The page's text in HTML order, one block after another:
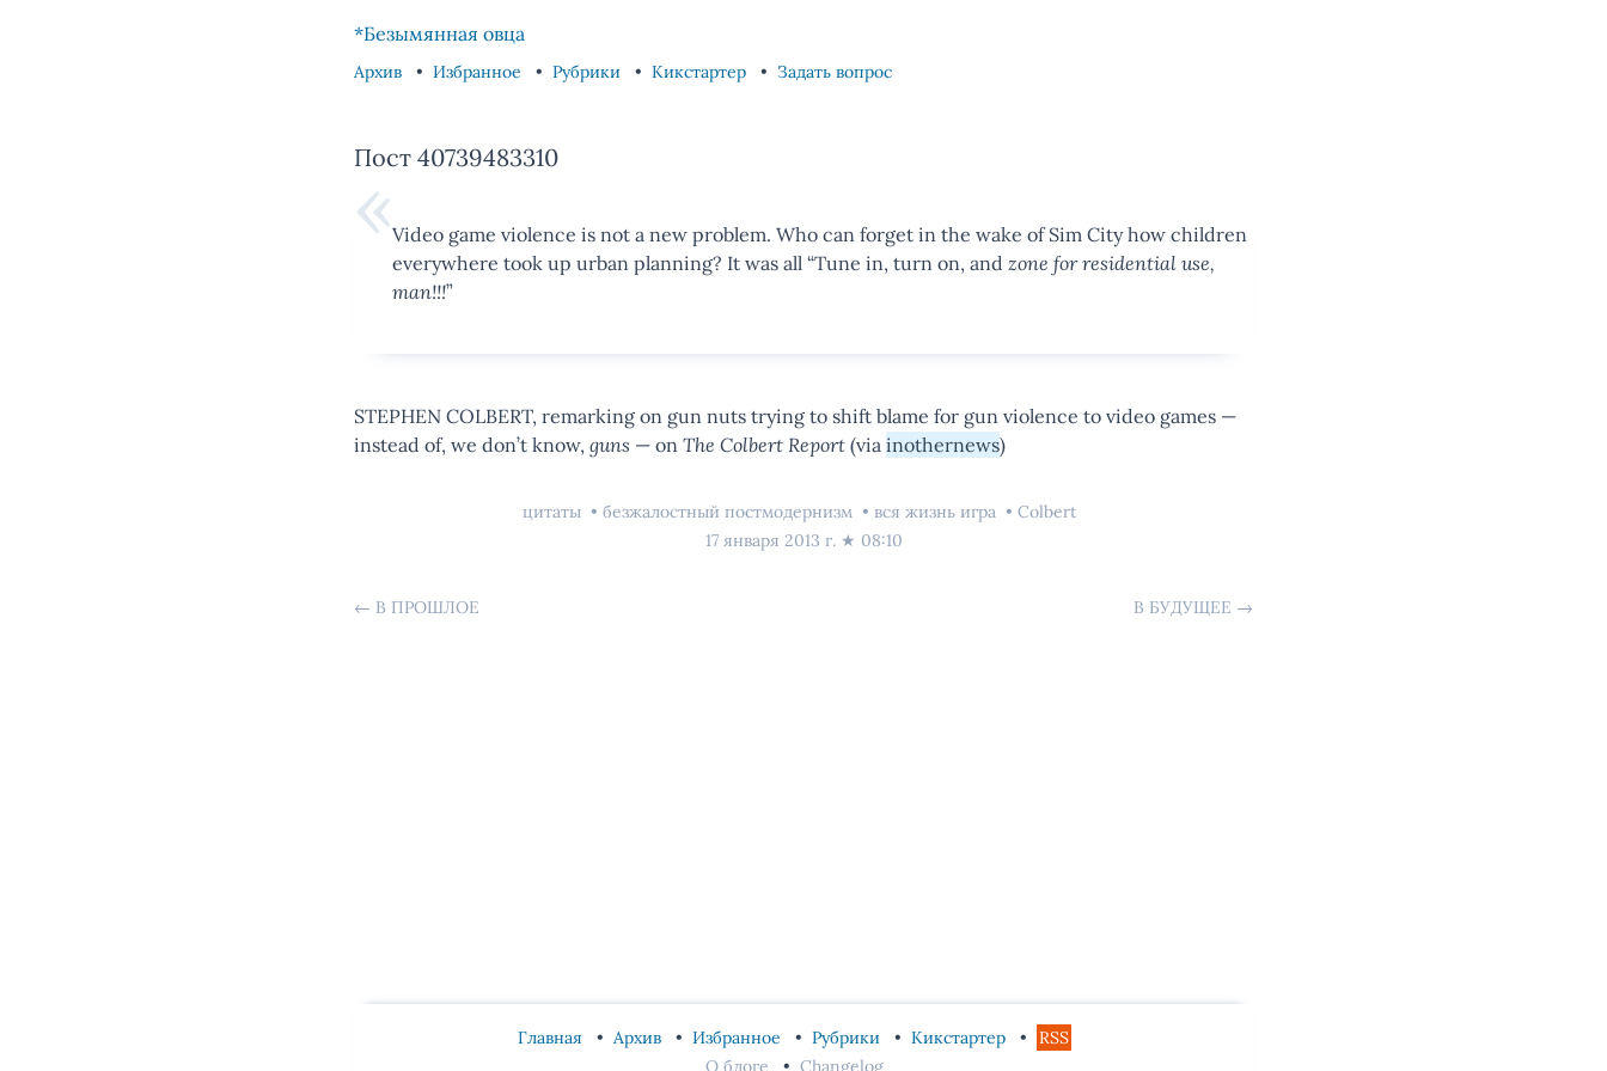
*Безымянная овца
Архив Избранное Рубрики Кикстартер Задать вопрос
Пост 40739483310
Video game violence is not a new problem. Who can forget in the wake of Sim City how children
everywhere took up urban planning? It was all “Tune in, turn on, and zone for residential use,
man!!!”
STEPHEN COLBERT, remarking on gun nuts trying to shift blame for gun violence to video games —
instead of, we don’t know, guns — on The Colbert Report (via inothernews)
цитаты безжалостный постмодернизм вся жизнь игра
Colbert
17 января 2013 г.★ 08:10
← В ПРОШЛОЕ В БУДУЩЕЕ →
Главная Архив Избранное Рубрики Кикстартер
RSS
О блоге
Changelog